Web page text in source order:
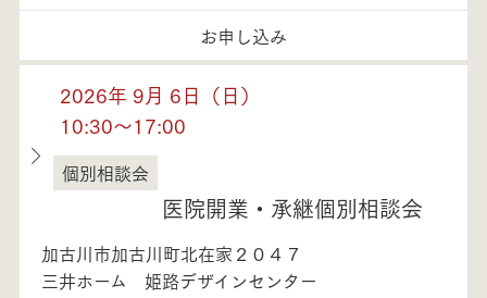
お申し込み
2026年 9月 6日（日）
10:30～17:00
兵庫県
個別相談会
医院開業・承継個別相談会
加古川市加古川町北在家２０４７
三井ホーム 姫路デザインセンター